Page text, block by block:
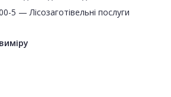
5 — Лісозаготівельні послуги